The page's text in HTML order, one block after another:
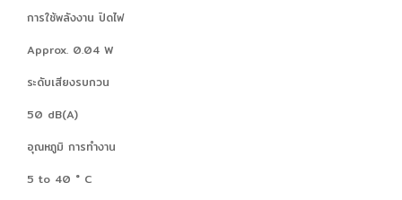
การใช้พลังงาน ปิดไฟ
Approx. 0.04 W
ระดับเสียงรบกวน
50 dB(A)
อุณหภูมิ การทำงาน
5 to 40 ° C